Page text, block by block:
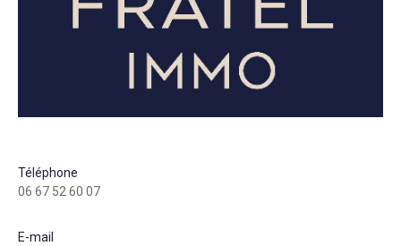
Téléphone
06 67 52 60 07
E-mail